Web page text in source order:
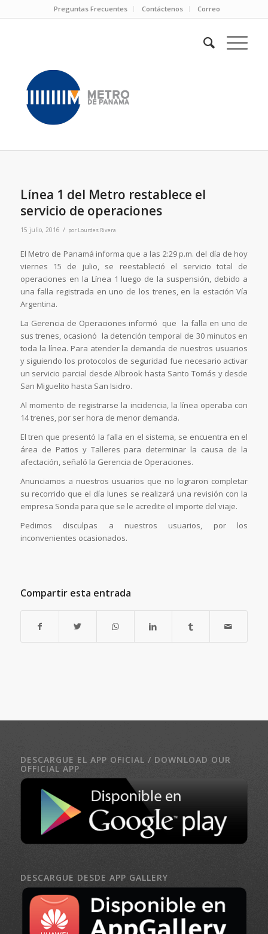
Preguntas Frecuentes Contáctenos Correo
Línea 1 del Metro restablece el
servicio de operaciones
15 julio, 2016 / por Lourdes Rivera
El Metro de Panamá informa que a las 2:29 p.m. del día de hoy
viernes 15 de julio, se reestableció el servicio total de
operaciones en la Línea 1 luego de la suspensión, debido a
una falla registrada en uno de los trenes, en la estación Vía
Argentina.
La Gerencia de Operaciones informó que la falla en uno de
sus trenes, ocasionó la detención temporal de 30 minutos en
toda la línea. Para atender la demanda de nuestros usuarios
y siguiendo los protocolos de seguridad fue necesario activar
un servicio parcial desde Albrook hasta Santo Tomás y desde
San Miguelito hasta San Isidro.
Al momento de registrarse la incidencia, la línea operaba con
14 trenes, por ser hora de menor demanda.
El tren que presentó la falla en el sistema, se encuentra en el
área de Patios y Talleres para determinar la causa de la
afectación, señaló la Gerencia de Operaciones.
Anunciamos a nuestros usuarios que no lograron completar
su recorrido que el día lunes se realizará una revisión con la
empresa Sonda para que se le acredite el importe del viaje.
Pedimos disculpas a nuestros usuarios, por los
inconvenientes ocasionados.
Compartir esta entrada
DESCARGUE EL APP OFICIAL / DOWNLOAD OUR
OFFICIAL APP
DESCARGUE DESDE APP GALLERY